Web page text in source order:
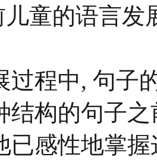
儿童的语言发
过程中, 句子
结构的句子
已感性地掌